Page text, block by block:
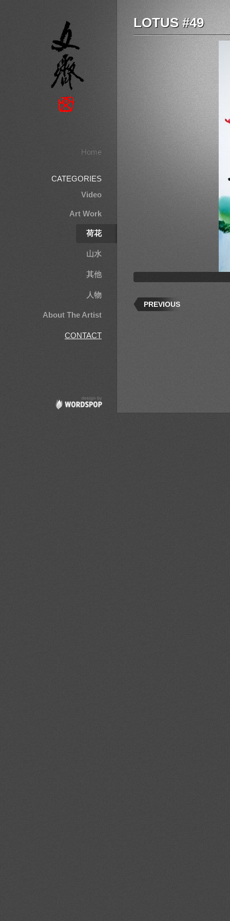
Home
CATEGORIES
Video
Art Work
荷花
山水
其他
人物
About The Artist
CONTACT
LOTUS #49
PREVIOUS